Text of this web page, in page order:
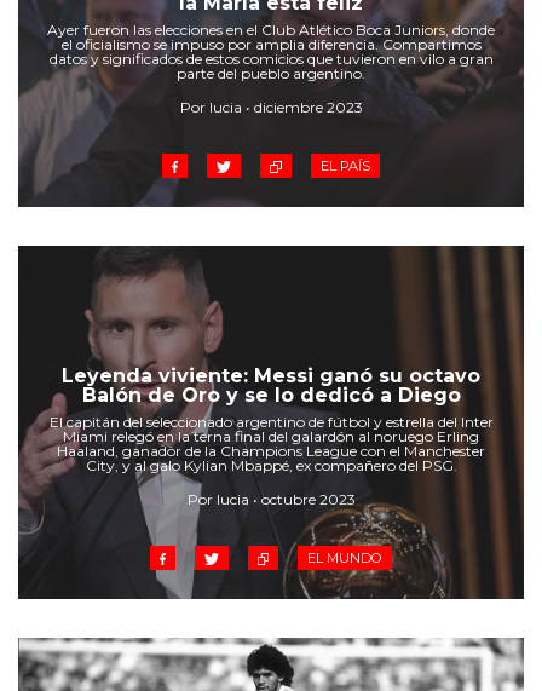
Cruz del Eje
Corredor de Ansenuza
La Carlota y zona
Laboulaye y sur
Río Tercero
Despeñaderos
Ayer fueron las elecciones en el Club Atlético Boca Juniors, donde
el oficialismo se impuso por amplia diferencia. Compartimos
datos y significados de estos comicios que tuvieron en vilo a gran
parte del pueblo argentino.
Por lucia • diciembre 2023
EL PAÍS
Leyenda viviente: Messi ganó su octavo
Balón de Oro y se lo dedicó a Diego
El capitán del seleccionado argentino de fútbol y estrella del Inter
Miami relegó en la terna final del galardón al noruego Erling
Haaland, ganador de la Champions League con el Manchester
City, y al galo Kylian Mbappé, ex compañero del PSG.
Por lucia • octubre 2023
EL MUNDO